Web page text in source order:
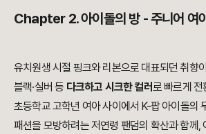
Chapter 2. 아이돌의 방 - 주니어 여
유치원생 시절 핑크와 리본으로 대표되던 취향
블랙·실버 등 다크하고 시크한 컬러로 빠르게 전
초등학교 고학년 여아 사이에서 K-팝 아이돌의
패션을 모방하려는 저연령 팬덤의 확산과 함께,